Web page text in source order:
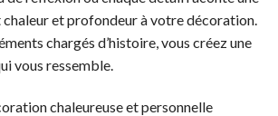
et profondeur à votre décoration.
chargés d’histoire, vous créez une
vous ressemble.
chaleureuse et personnelle